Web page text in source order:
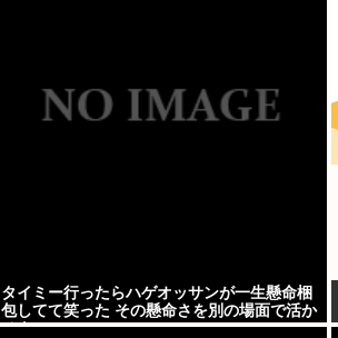
タイミー行ったらハゲオッサンが一生懸命梱
包してて笑った その懸命さを別の場面で活か
せよ